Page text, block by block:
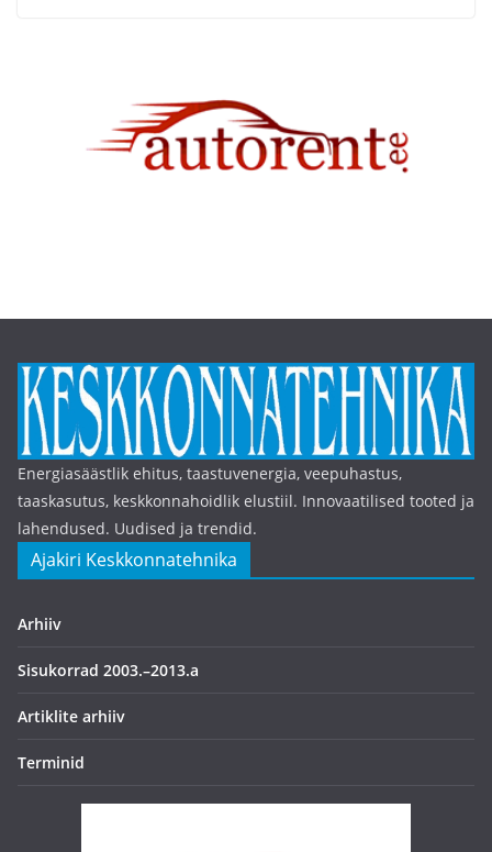
Energiasäästlik ehitus, taastuvenergia, veepuhastus,
taaskasutus, keskkonnahoidlik elustiil. Innovaatilised tooted ja
lahendused. Uudised ja trendid.
Ajakiri Keskkonnatehnika
Arhiiv
Sisukorrad 2003.–2013.a
Artiklite arhiiv
Terminid